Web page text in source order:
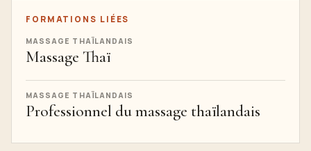
FORMATIONS LIÉES
MASSAGE THAÏLANDAIS
Massage Thaï
MASSAGE THAÏLANDAIS
Professionnel du massage thaïlandais